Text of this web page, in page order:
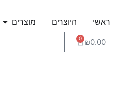
ראשי היוצרים מוצרים
₪0.00
0